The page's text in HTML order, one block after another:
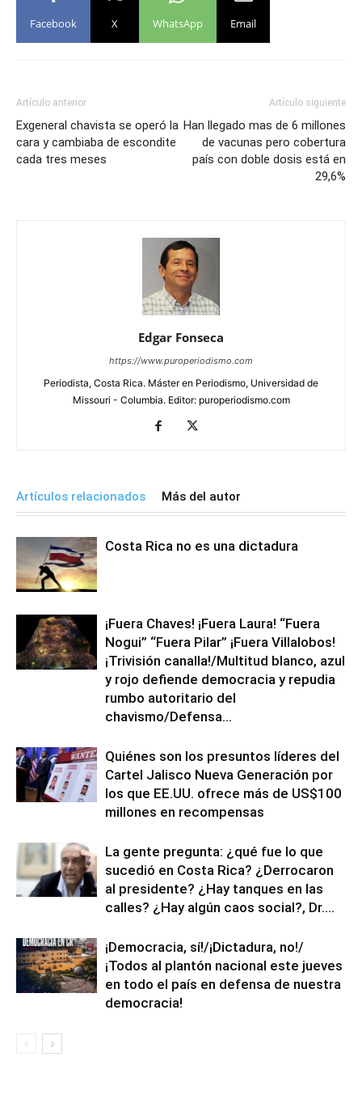
Facebook X WhatsApp Email
Artículo anterior
Exgeneral chavista se operó la
cara y cambiaba de escondite
cada tres meses
Artículo siguiente
Han llegado mas de 6 millones
de vacunas pero cobertura
país con doble dosis está en
29,6%
Edgar Fonseca
https://www.puroperiodismo.com
Periodista, Costa Rica. Máster en Periodismo, Universidad de
Missouri - Columbia. Editor: puroperiodismo.com
Artículos relacionados Más del autor
Costa Rica no es una dictadura
¡Fuera Chaves! ¡Fuera Laura! “Fuera
Nogui” “Fuera Pilar” ¡Fuera Villalobos!
¡Trivisión canalla!/Multitud blanco, azul
y rojo defiende democracia y repudia
rumbo autoritario del
chavismo/Defensa...
Quiénes son los presuntos líderes del
Cartel Jalisco Nueva Generación por
los que EE.UU. ofrece más de US$100
millones en recompensas
La gente pregunta: ¿qué fue lo que
sucedió en Costa Rica? ¿Derrocaron
al presidente? ¿Hay tanques en las
calles? ¿Hay algún caos social?, Dr....
¡Democracia, sí!/¡Dictadura, no!/
¡Todos al plantón nacional este jueves
en todo el país en defensa de nuestra
democracia!